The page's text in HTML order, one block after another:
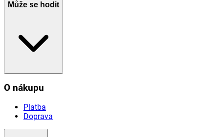
Může se hodit
O nákupu
Platba
Doprava